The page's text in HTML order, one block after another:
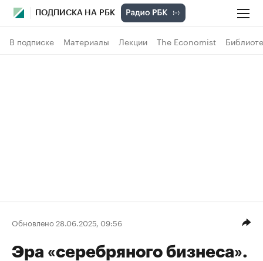
ПОДПИСКА НА РБК
В подписке Материалы Лекции The Economist
Обновлено 28.06.2025, 09:56
Эра «серебряного бизнеса».